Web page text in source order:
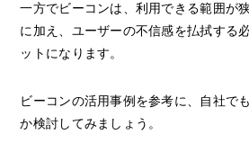
一方でビーコンは、利用できる範囲が
に加え、ユーザーの不信感を払拭する
ットになります。
ビーコンの活用事例を参考に、自社で
か検討してみましょう。